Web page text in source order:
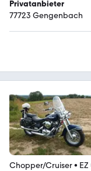
Privatanbieter
77723 Gengenbach
Chopper/Cruiser•